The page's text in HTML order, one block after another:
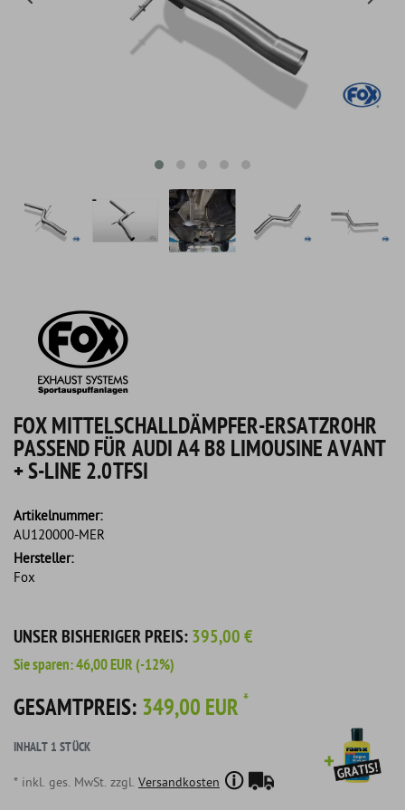
FOX MITTELSCHALLDÄMPFER-ERSATZROHR
PASSEND FÜR AUDI A4 B8 LIMOUSINE AVANT
+ S-LINE 2.0TFSI
Artikelnummer:
AU120000-MER
Hersteller:
Fox
UNSER BISHERIGER PREIS:395,00 €
Sie sparen:46,00 EUR(-12%)
GESAMTPREIS: 349,00 EUR *
INHALT 1STÜCK
* inkl. ges. MwSt. zzgl. Versandkosten